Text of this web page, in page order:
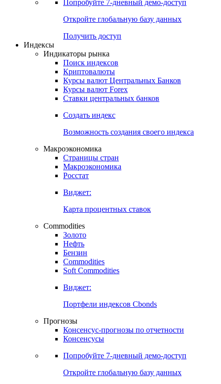
Попробуйте 7-дневный демо-доступ
Откройте глобальную базу данных
Получить доступ
Индексы
Индикаторы рынка
Поиск индексов
Криптовалюты
Курсы валют Центральных Банков
Курсы валют Forex
Ставки центральных банков
Создать индекс
Возможность создания своего индекса
Макроэкономика
Страницы стран
Макроэкономика
Росстат
Виджет:
Карта процентных ставок
Commodities
Золото
Нефть
Бензин
Commodities
Soft Commodities
Виджет:
Портфели индексов Cbonds
Прогнозы
Консенсус-прогнозы по отчетности
Консенсусы
Попробуйте 7-дневный демо-доступ
Откройте глобальную базу данных